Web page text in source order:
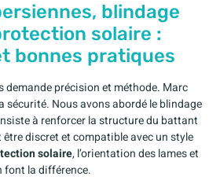
blindage
solaire :
bonnes pratiques
demande précision et méthode. Marc
sécurité. Nous avons abordé le blindage
à renforcer la structure du battant
discret et compatible avec un style
solaire, l’orientation des lames et
font la différence.